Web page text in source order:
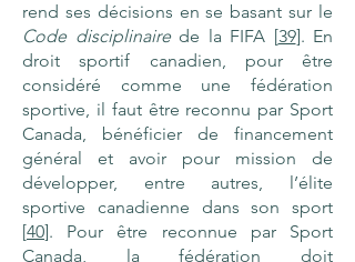
rend ses décisions en se basant sur le
Code disciplinairede la FIFA [39]. En
droit sportif canadien, pour être
considéré comme une fédération
sportive, il faut être reconnu par Sport
Canada, bénéficier de financement
général et avoir pour mission de
développer, entre autres, l’élite
sportive canadienne dans son sport
[40]. Pour être reconnue par Sport
Canada, la fédération doit